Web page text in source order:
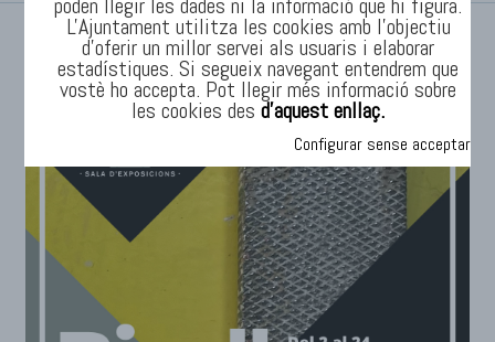
/ TEMES / Informació / Notícies
L'Ajuntament utilitza les cookies amb l'objectiu
d’oferir un millor servei als usuaris i elaborar
estadístiques. Si segueix navegant entendrem que
vostè ho accepta. Pot llegir més informació sobre
les cookies desd’aquest enllaç.
Configurar sense acceptar